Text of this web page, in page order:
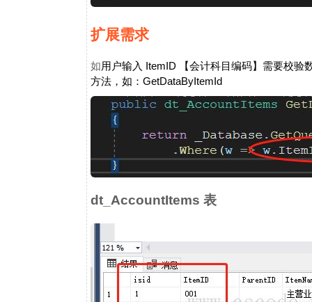
扩展需求
如用户输入 ItemID
【会计科目编码】需要校
方法，如： GetDataByItemId
dt_AccountItems 表